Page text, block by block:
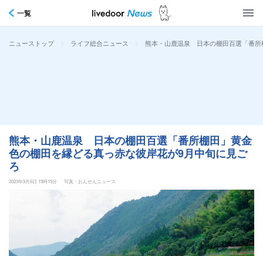
一覧
ニューストップ > ライフ総合ニュース > 熊本・山鹿温泉 日本の棚田百選「番所
熊本・山鹿温泉 日本の棚田百選「番所棚田」黄金
色の棚田を縁どる真っ赤な彼岸花が9月中旬に見ご
ろ
2023年9月6日 15時15分 写真：おんせんニュース